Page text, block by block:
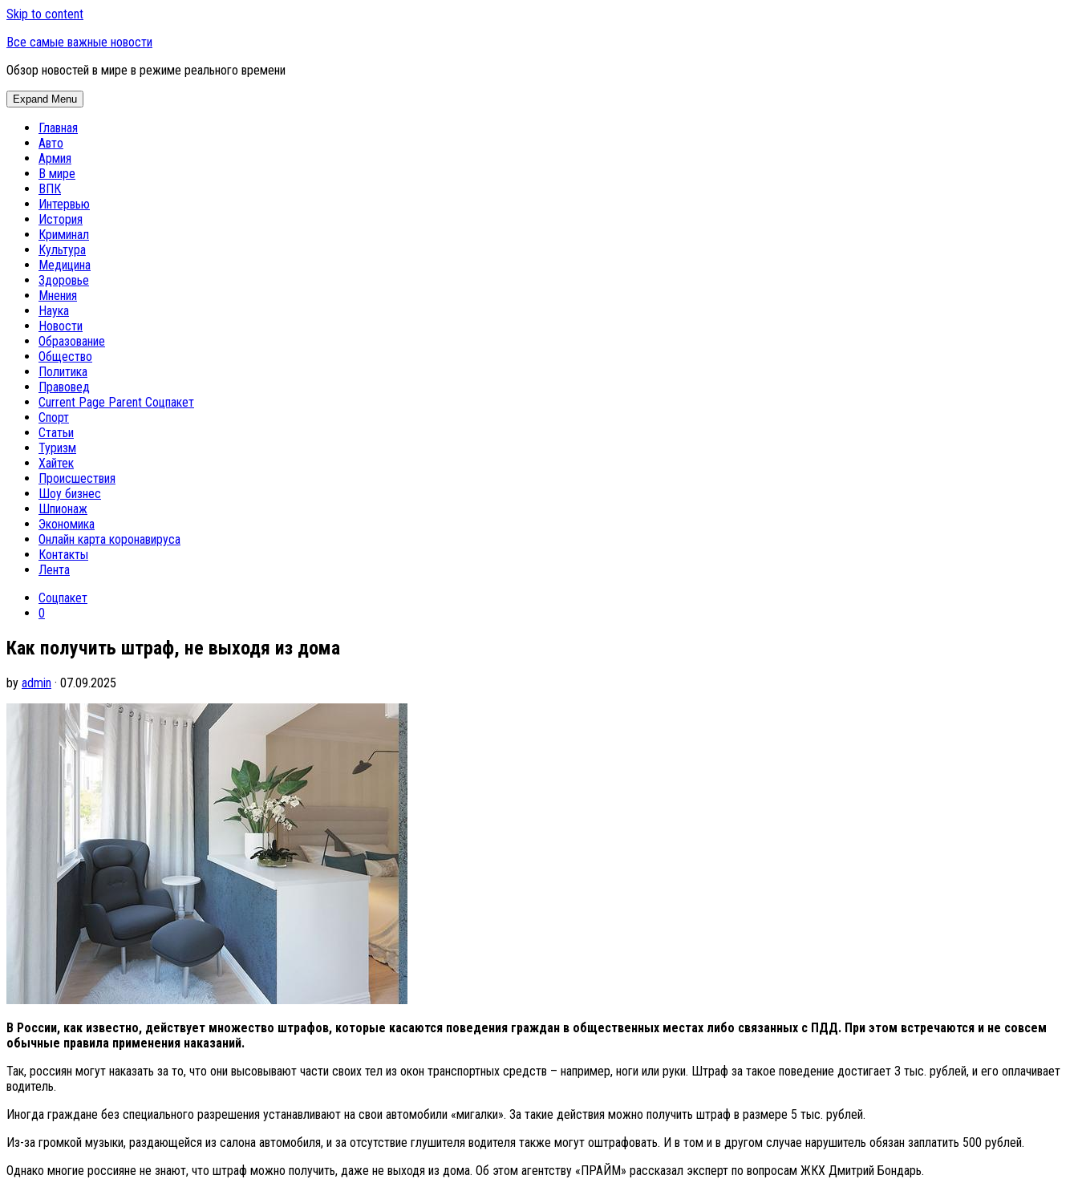
Skip to content
Все самые важные новости
Обзор новостей в мире в режиме реального времени
Expand Menu
Главная
Авто
Армия
В мире
ВПК
Интервью
История
Криминал
Культура
Медицина
Здоровье
Мнения
Наука
Новости
Образование
Общество
Политика
Правовед
Current Page Parent Соцпакет
Спорт
Статьи
Туризм
Хайтек
Происшествия
Шоу бизнес
Шпионаж
Экономика
Онлайн карта коронавируса
Контакты
Лента
Соцпакет
0
Как получить штраф, не выходя из дома
by admin · 07.09.2025
В России, как известно, действует множество штрафов, которые касаются поведения граждан в общественных местах либо связанных с ПДД. При этом встречаются и не совсем
обычные правила применения наказаний.
Так, россиян могут наказать за то, что они высовывают части своих тел из окон транспортных средств – например, ноги или руки. Штраф за такое поведение достигает 3 тыс. рублей, и его оплачивает
водитель.
Иногда граждане без специального разрешения устанавливают на свои автомобили «мигалки». За такие действия можно получить штраф в размере 5 тыс. рублей.
Из-за громкой музыки, раздающейся из салона автомобиля, и за отсутствие глушителя водителя также могут оштрафовать. И в том и в другом случае нарушитель обязан заплатить 500 рублей.
Однако многие россияне не знают, что штраф можно получить, даже не выходя из дома. Об этом агентству «ПРАЙМ» рассказал эксперт по вопросам ЖКХ Дмитрий Бондарь.